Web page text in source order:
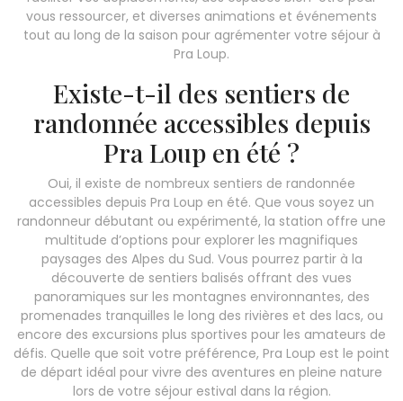
vous ressourcer, et diverses animations et événements
tout au long de la saison pour agrémenter votre séjour à
Pra Loup.
Existe-t-il des sentiers de
randonnée accessibles depuis
Pra Loup en été ?
Oui, il existe de nombreux sentiers de randonnée
accessibles depuis Pra Loup en été. Que vous soyez un
randonneur débutant ou expérimenté, la station offre une
multitude d’options pour explorer les magnifiques
paysages des Alpes du Sud. Vous pourrez partir à la
découverte de sentiers balisés offrant des vues
panoramiques sur les montagnes environnantes, des
promenades tranquilles le long des rivières et des lacs, ou
encore des excursions plus sportives pour les amateurs de
défis. Quelle que soit votre préférence, Pra Loup est le point
de départ idéal pour vivre des aventures en pleine nature
lors de votre séjour estival dans la région.